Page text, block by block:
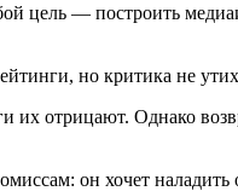
цель — построить
но критика не
их отрицают. Однако
он хочет